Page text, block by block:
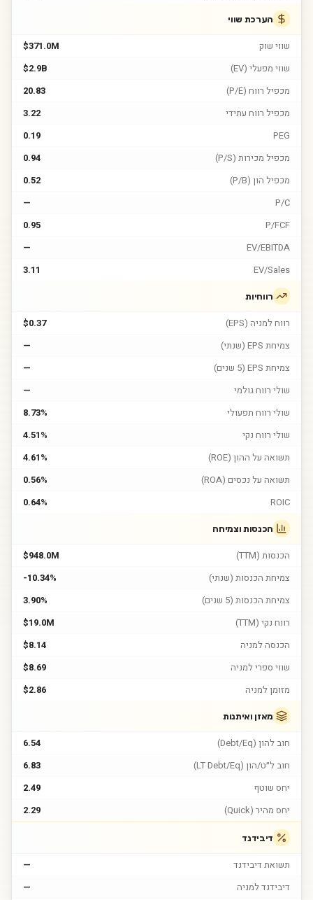
הערכת שווי
שווי שוק
$371.0M
שווי מפעלי (EV)
$2.9B
מכפיל רווח (P/E)
20.83
מכפיל רווח עתידי
3.22
PEG
0.19
מכפיל מכירות (P/S)
0.94
מכפיל הון (P/B)
0.52
P/C
—
P/FCF
0.95
EV/EBITDA
—
EV/Sales
3.11
רווחיות
רווח למניה (EPS)
$0.37
צמיחת EPS (שנתי)
—
צמיחת EPS (5 שנים)
—
שולי רווח גולמי
—
שולי רווח תפעולי
8.73%
שולי רווח נקי
4.51%
תשואה על ההון (ROE)
4.61%
תשואה על נכסים (ROA)
0.56%
ROIC
0.64%
הכנסות וצמיחה
הכנסות (TTM)
$948.0M
צמיחת הכנסות (שנתי)
-10.34%
צמיחת הכנסות (5 שנים)
3.90%
רווח נקי (TTM)
$19.0M
הכנסה למניה
$8.14
שווי ספרי למניה
$8.69
מזומן למניה
$2.86
מאזן ואיתנות
חוב להון (Debt/Eq)
6.54
חוב ל״ט/הון (LT Debt/Eq)
6.83
יחס שוטף
2.49
יחס מהיר (Quick)
2.29
דיבידנד
תשואת דיבידנד
—
דיבידנד למניה
—